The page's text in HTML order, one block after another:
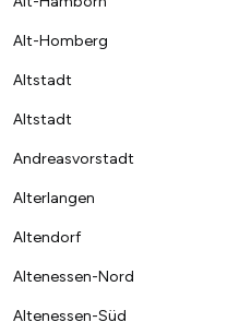
Alt-Homberg
Altstadt
Altstadt
Andreasvorstadt
Alterlangen
Altendorf
Altenessen-Nord
Altenessen-Süd